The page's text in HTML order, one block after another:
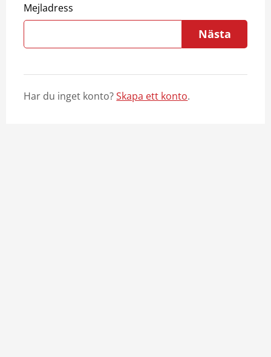
Mejladress
Nästa
Har du inget konto?Skapa ett konto.